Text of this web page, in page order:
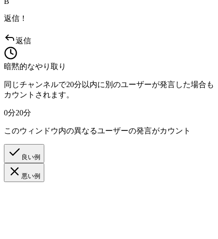
返信！
返信
暗黙的なやり取り
同じチャンネルで20分以内に別のユーザーが発言した場合も
カウントされます。
0分20分
このウィンドウ内の異なるユーザーの発言がカウント
良い例
悪い例